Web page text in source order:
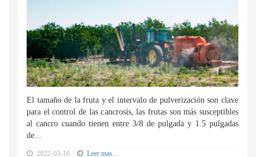
El tamaño de la fruta y el intervalo de pulverización son clave
para el control de las cancrosis, las frutas son más susceptibles
al cancro cuando tienen entre 3/8 de pulgada y 1.5 pulgadas
de...
2022-03-16 Leer mas...